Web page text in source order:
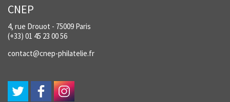
CNEP
4, rue Drouot - 75009 Paris
(+33) 01 45 23 00 56
contact@cnep-philatelie.fr